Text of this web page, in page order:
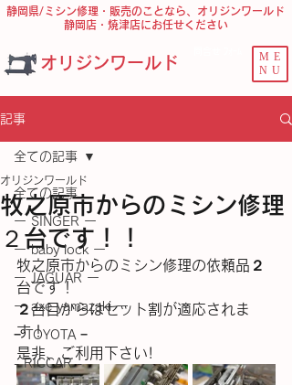
オリジンワールド
ME
NU
静岡県/ミシン修理・販売のことなら、オリジンワールド
静岡店・焼津店にお任せください
記事
全ての記事
ー SINGER ー
ー baby lock ー
ー JAGUAR ー
ー axe yamazaki ー
− TOYOTA −
- RICCAR -
全ての記事
牧之原市からのミシン修理
２台です！！
オリジンワールド
牧之原市からのミシン修理の依頼品２
台です！
２台目からはセット割が適応されま
す！
是非、ご利用下さい!